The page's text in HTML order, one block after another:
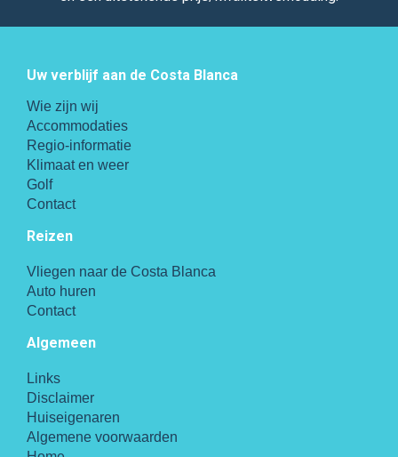
Uw verblijf aan de Costa Blanca
Wie zijn wij
Accommodaties
Regio-informatie
Klimaat en weer
Golf
Contact
Reizen
Vliegen naar de Costa Blanca
Auto huren
Contact
Algemeen
Links
Disclaimer
Huiseigenaren
Algemene voorwaarden